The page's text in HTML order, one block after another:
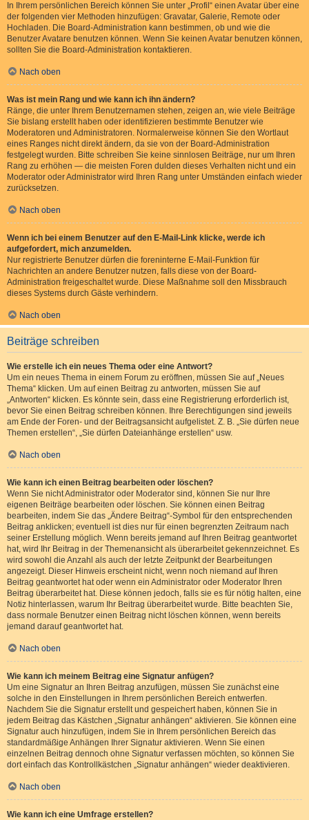
In Ihrem persönlichen Bereich können Sie unter „Profil“ einen Avatar über eine
der folgenden vier Methoden hinzufügen: Gravatar, Galerie, Remote oder
Hochladen. Die Board-Administration kann bestimmen, ob und wie die
Benutzer Avatare benutzen können. Wenn Sie keinen Avatar benutzen können,
sollten Sie die Board-Administration kontaktieren.
Nach oben
Was ist mein Rang und wie kann ich ihn ändern?
Ränge, die unter Ihrem Benutzernamen stehen, zeigen an, wie viele Beiträge
Sie bislang erstellt haben oder identifizieren bestimmte Benutzer wie
Moderatoren und Administratoren. Normalerweise können Sie den Wortlaut
eines Ranges nicht direkt ändern, da sie von der Board-Administration
festgelegt wurden. Bitte schreiben Sie keine sinnlosen Beiträge, nur um Ihren
Rang zu erhöhen — die meisten Foren dulden dieses Verhalten nicht und ein
Moderator oder Administrator wird Ihren Rang unter Umständen einfach wieder
zurücksetzen.
Nach oben
Wenn ich bei einem Benutzer auf den E-Mail-Link klicke, werde ich
aufgefordert, mich anzumelden.
Nur registrierte Benutzer dürfen die foreninterne E-Mail-Funktion für
Nachrichten an andere Benutzer nutzen, falls diese von der Board-
Administration freigeschaltet wurde. Diese Maßnahme soll den Missbrauch
dieses Systems durch Gäste verhindern.
Nach oben
Beiträge schreiben
Wie erstelle ich ein neues Thema oder eine Antwort?
Um ein neues Thema in einem Forum zu eröffnen, müssen Sie auf „Neues
Thema“ klicken. Um auf einen Beitrag zu antworten, müssen Sie auf
„Antworten“ klicken. Es könnte sein, dass eine Registrierung erforderlich ist,
bevor Sie einen Beitrag schreiben können. Ihre Berechtigungen sind jeweils
am Ende der Foren- und der Beitragsansicht aufgelistet. Z. B. „Sie dürfen neue
Themen erstellen“, „Sie dürfen Dateianhänge erstellen“ usw.
Nach oben
Wie kann ich einen Beitrag bearbeiten oder löschen?
Wenn Sie nicht Administrator oder Moderator sind, können Sie nur Ihre
eigenen Beiträge bearbeiten oder löschen. Sie können einen Beitrag
bearbeiten, indem Sie das „Ändere Beitrag“-Symbol für den entsprechenden
Beitrag anklicken; eventuell ist dies nur für einen begrenzten Zeitraum nach
seiner Erstellung möglich. Wenn bereits jemand auf Ihren Beitrag geantwortet
hat, wird Ihr Beitrag in der Themenansicht als überarbeitet gekennzeichnet. Es
wird sowohl die Anzahl als auch der letzte Zeitpunkt der Bearbeitungen
angezeigt. Dieser Hinweis erscheint nicht, wenn noch niemand auf Ihren
Beitrag geantwortet hat oder wenn ein Administrator oder Moderator Ihren
Beitrag überarbeitet hat. Diese können jedoch, falls sie es für nötig halten, eine
Notiz hinterlassen, warum Ihr Beitrag überarbeitet wurde. Bitte beachten Sie,
dass normale Benutzer einen Beitrag nicht löschen können, wenn bereits
jemand darauf geantwortet hat.
Nach oben
Wie kann ich meinem Beitrag eine Signatur anfügen?
Um eine Signatur an Ihren Beitrag anzufügen, müssen Sie zunächst eine
solche in den Einstellungen in Ihrem persönlichen Bereich entwerfen.
Nachdem Sie die Signatur erstellt und gespeichert haben, können Sie in
jedem Beitrag das Kästchen „Signatur anhängen“ aktivieren. Sie können eine
Signatur auch hinzufügen, indem Sie in Ihrem persönlichen Bereich das
standardmäßige Anhängen Ihrer Signatur aktivieren. Wenn Sie einen
einzelnen Beitrag dennoch ohne Signatur verfassen möchten, so können Sie
dort einfach das Kontrollkästchen „Signatur anhängen“ wieder deaktivieren.
Nach oben
Wie kann ich eine Umfrage erstellen?